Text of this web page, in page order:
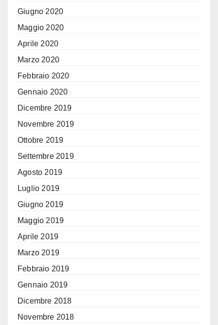
Giugno 2020
Maggio 2020
Aprile 2020
Marzo 2020
Febbraio 2020
Gennaio 2020
Dicembre 2019
Novembre 2019
Ottobre 2019
Settembre 2019
Agosto 2019
Luglio 2019
Giugno 2019
Maggio 2019
Aprile 2019
Marzo 2019
Febbraio 2019
Gennaio 2019
Dicembre 2018
Novembre 2018